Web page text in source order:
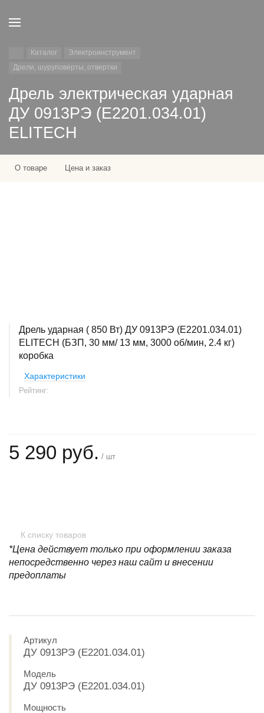
Каталог
Электроинструмент
Дрели, шуруповерты, отвертки
Дрель электрическая ударная
ДУ 0913РЭ (E2201.034.01)
ELITECH
О товаре Цена и заказ
Дрель ударная ( 850 Вт) ДУ 0913РЭ (E2201.034.01)
ELITECH (БЗП, 30 мм/ 13 мм, 3000 об/мин, 2.4 кг)
коробка
Характеристики
Рейтинг:
5 290 руб. / шт
К списку товаров
*Цена действует только при оформлении заказа
непосредственно через наш сайт и внесении
предоплаты
Артикул
ДУ 0913РЭ (E2201.034.01)
Модель
ДУ 0913РЭ (E2201.034.01)
Мощность